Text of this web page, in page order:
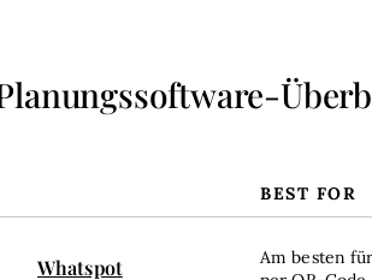
BEST FOR
Whatspot
Am besten